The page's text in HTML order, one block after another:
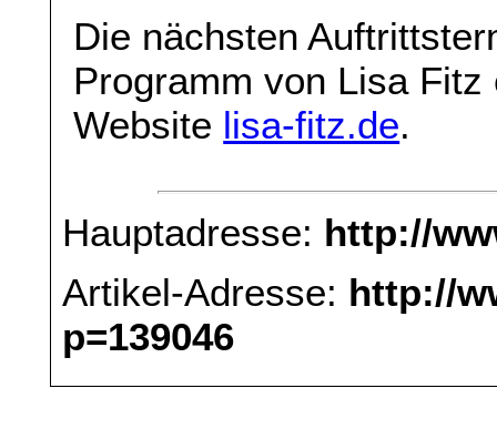
Die nächsten
Programm von Lisa
Website lisa-fitz.de.
Hauptadresse: http://
Artikel-Adresse: http://
p=139046